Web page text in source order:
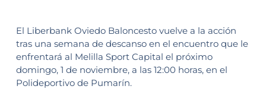
El Liberbank Oviedo Baloncesto vuelve a la acción
tras una semana de descanso en el encuentro que le
enfrentará al Melilla Sport Capital el próximo
domingo, 1 de noviembre, a las 12:00 horas, en el
Polideportivo de Pumarín.